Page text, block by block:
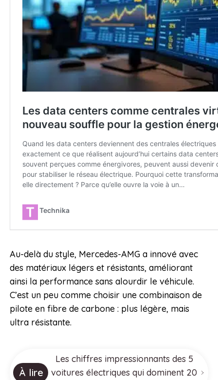
Au-delà du style, Mercedes-AMG a innové avec
des matériaux légers et résistants, améliorant
ainsi la performance sans alourdir le véhicule.
C’est un peu comme choisir une combinaison de
pilote en fibre de carbone : plus légère, mais
ultra résistante.
À lire
Les chiffres impressionnants des 5
voitures électriques qui dominent 20